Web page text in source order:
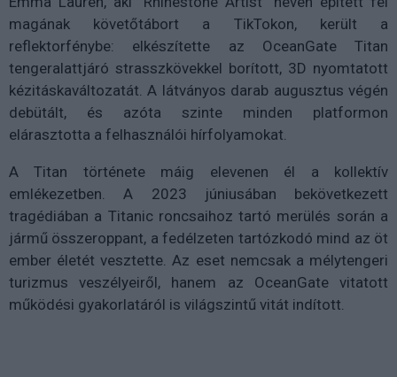
magának követőtábort a TikTokon, került a
reflektorfénybe: elkészítette az OceanGate Titan
tengeralattjáró strasszkövekkel borított, 3D nyomtatott
kézitáskaváltozatát. A látványos darab augusztus végén
debütált, és azóta szinte minden platformon
elárasztotta a felhasználói hírfolyamokat.
A Titan története máig elevenen él a kollektív
emlékezetben. A 2023 júniusában bekövetkezett
tragédiában a Titanic roncsaihoz tartó merülés során a
jármű összeroppant, a fedélzeten tartózkodó mind az öt
ember életét vesztette. Az eset nemcsak a mélytengeri
turizmus veszélyeiről, hanem az OceanGate vitatott
működési gyakorlatáról is világszintű vitát indított.